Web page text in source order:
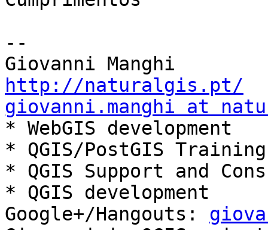
--
http://naturalgis.pt/
giovanni.manghi at
* WebGIS development
* QGIS/PostGIS Training
* QGIS Support and
* QGIS development
Google+/Hangouts: